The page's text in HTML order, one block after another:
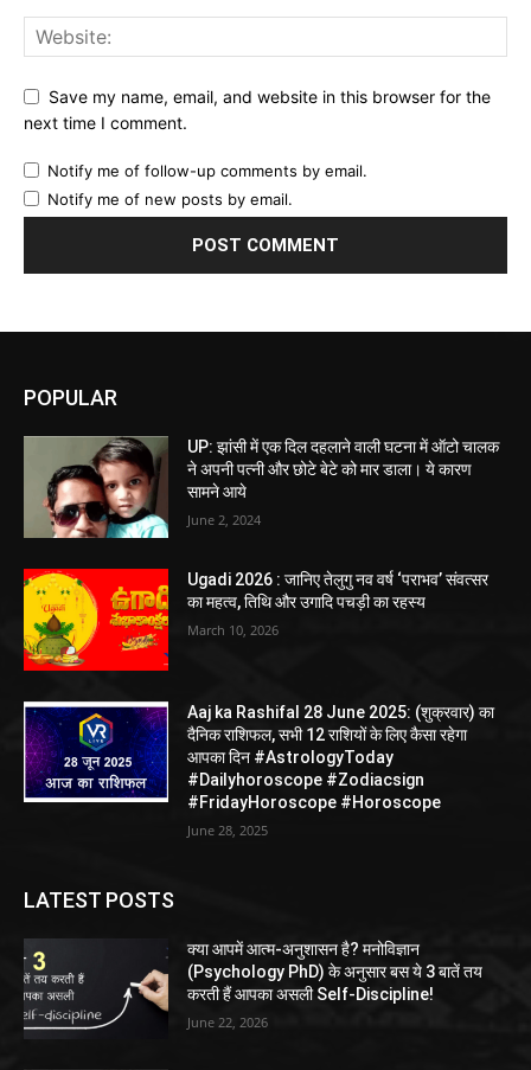
Save my name, email, and website in this browser for the
next time I comment.
Notify me of follow-up comments by email.
Notify me of new posts by email.
POPULAR
UP: झांसी में एक दिल दहलाने वाली घटना में ऑटो चालक
ने अपनी पत्नी और छोटे बेटे को मार डाला। ये कारण
सामने आये
June 2, 2024
Ugadi 2026 : जानिए तेलुगु नव वर्ष ‘पराभव’ संवत्सर
का महत्व, तिथि और उगादि पचड़ी का रहस्य
March 10, 2026
Aaj ka Rashifal 28 June 2025: (शुक्रवार) का
दैनिक राशिफल, सभी 12 राशियों के लिए कैसा रहेगा
आपका दिन #AstrologyToday
#Dailyhoroscope #Zodiacsign
#FridayHoroscope #Horoscope
June 28, 2025
LATEST POSTS
क्या आपमें आत्म-अनुशासन है? मनोविज्ञान
(Psychology PhD) के अनुसार बस ये 3 बातें तय
करती हैं आपका असली Self-Discipline!
June 22, 2026